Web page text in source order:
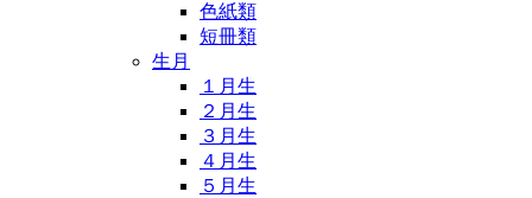
色紙類
短冊類
生月
１月生
２月生
３月生
４月生
５月生